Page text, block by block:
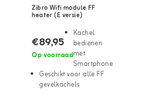
Zibro Wifi module FF
heater (E versie)
€89,95
Op voorraad
Kachel
bedienen
met
Smartphone
Geschikt voor alle FF
gevelkachels